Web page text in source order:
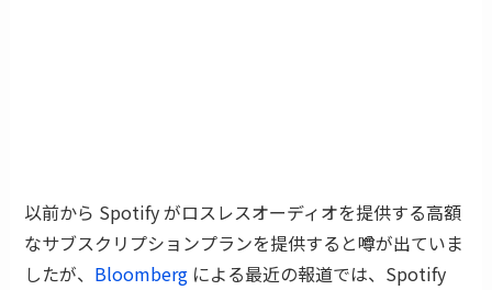
以前から Spotify がロスレスオーディオを提供する高額
なサブスクリプションプランを提供すると噂が出ていま
したが、 Bloomberg による最近の報道では、Spotify